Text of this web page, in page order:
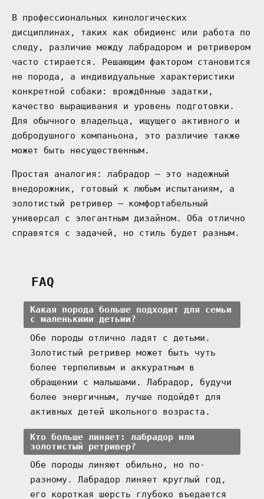
В профессиональных кинологических
дисциплинах, таких как обидиенс или работа по
следу, различие между лабрадором и ретривером
часто стирается. Решающим фактором становится
не порода, а индивидуальные характеристики
конкретной собаки: врождённые задатки,
качество выращивания и уровень подготовки.
Для обычного владельца, ищущего активного и
добродушного компаньона, это различие также
может быть несущественным.
Простая аналогия: лабрадор — это надежный
внедорожник, готовый к любым испытаниям, а
золотистый ретривер — комфортабельный
универсал с элегантным дизайном. Оба отлично
справятся с задачей, но стиль будет разным.
FAQ
Какая порода больше подходит для семьи
с маленькими детьми?
Обе породы отлично ладят с детьми.
Золотистый ретривер может быть чуть
более терпеливым и аккуратным в
обращении с малышами. Лабрадор, будучи
более энергичным, лучше подойдёт для
активных детей школьного возраста.
Кто больше линяет: лабрадор или
золотистый ретривер?
Обе породы линяют обильно, но по-
разному. Лабрадор линяет круглый год,
его короткая шерсть глубоко въедается